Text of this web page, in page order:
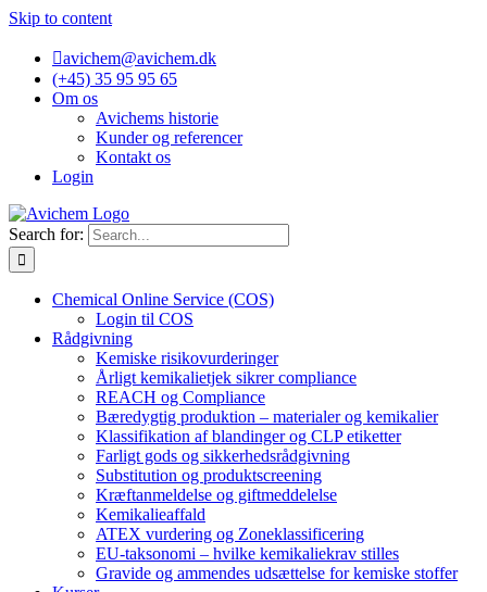
Skip to content
avichem@avichem.dk
(+45) 35 95 95 65
Om os
Avichems historie
Kunder og referencer
Kontakt os
Login
Search for:
Chemical Online Service (COS)
Login til COS
Rådgivning
Kemiske risikovurderinger
Årligt kemikalietjek sikrer compliance
REACH og Compliance
Bæredygtig produktion – materialer og kemikalier
Klassifikation af blandinger og CLP etiketter
Farligt gods og sikkerhedsrådgivning
Substitution og produktscreening
Kræftanmeldelse og giftmeddelelse
Kemikalieaffald
ATEX vurdering og Zoneklassificering
EU-taksonomi – hvilke kemikaliekrav stilles
Gravide og ammendes udsættelse for kemiske stoffer